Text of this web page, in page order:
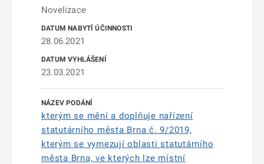
Novelizace
28.06.2021
23.03.2021
kterým se mění a doplňuje nařízení
statutárního města Brna č. 9/2019,
kterým se vymezují oblasti statutárního
města Brna, ve kterých lze místní